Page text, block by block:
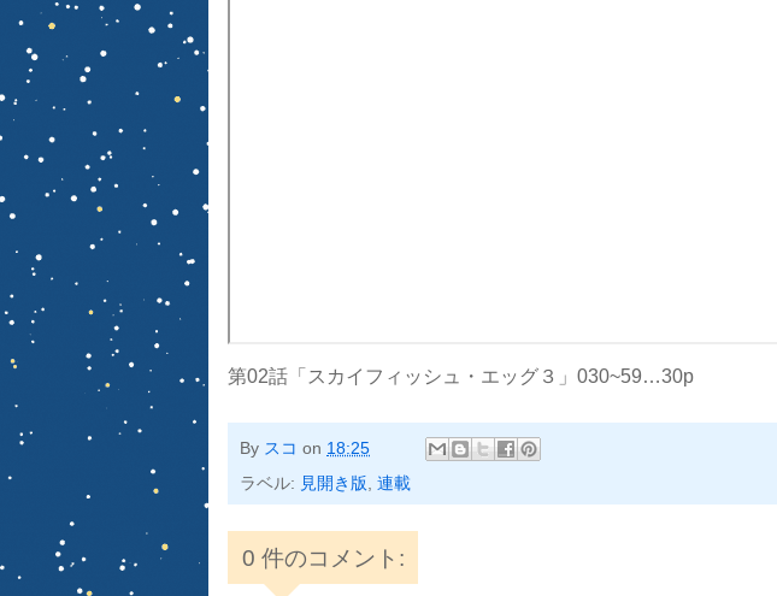
第02話「スカイフィッシュ・エッグ３」030~59…30p
By スコ on 18:25
ラベル: 見開き版 連載
0 件のコメント: